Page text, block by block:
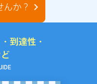
か？
到達性・